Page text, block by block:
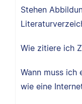
Stehen
Wie zitiere ich
Wann muss ich
wie eine